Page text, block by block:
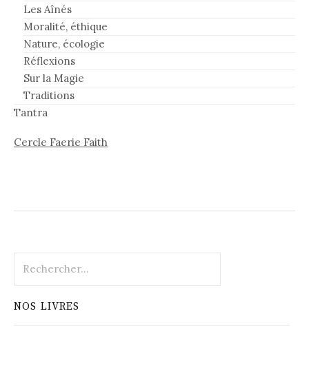
Les Aînés
Moralité, éthique
Nature, écologie
Réflexions
Sur la Magie
Traditions
Tantra
Cercle Faerie Faith
NOS LIVRES